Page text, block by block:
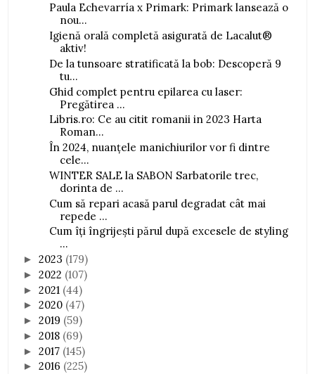
Paula Echevarría x Primark: Primark lansează o
nou...
Igienă orală completă asigurată de Lacalut®
aktiv!
De la tunsoare stratificată la bob: Descoperă 9
tu...
Ghid complet pentru epilarea cu laser:
Pregătirea ...
Libris.ro: Ce au citit romanii in 2023 Harta
Roman...
În 2024, nuanțele manichiurilor vor fi dintre
cele...
WINTER SALE la SABON Sarbatorile trec,
dorinta de ...
Cum să repari acasă parul degradat cât mai
repede ...
Cum îți îngrijești părul după excesele de styling
...
►2023 (179)
►2022 (107)
►2021 (44)
►2020 (47)
►2019 (59)
►2018 (69)
►2017 (145)
►2016 (225)